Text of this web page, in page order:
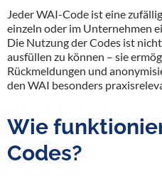
Jeder WAI-Code ist eine
einzeln oder im Unternehmen
Die Nutzung der Codes ist
ausfüllen zu können – sie
Rückmeldungen und
den WAI besonders
Wie
Codes?